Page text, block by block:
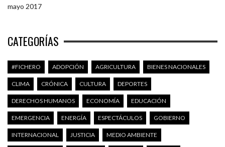
mayo 2017
CATEGORÍAS
#FICHERO ADOPCIÓN AGRICULTURA BIENES NACIONALES
CLIMA CRÓNICA CULTURA DEPORTES
DERECHOS HUMANOS ECONOMÍA EDUCACIÓN
EMERGENCIA ENERGÍA ESPECTÁCULOS GOBIERNO
INTERNACIONAL JUSTICIA MEDIO AMBIENTE